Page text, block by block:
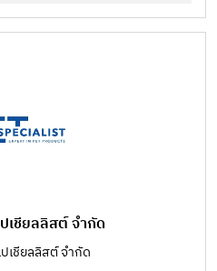
เชียลลิสต์ จำกัด
เชียลลิสต์ จำกัด